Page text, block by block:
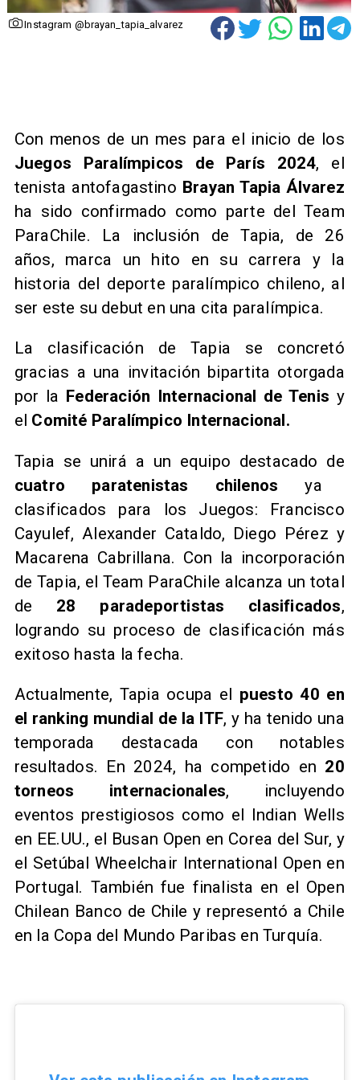
Instagram @brayan_tapia_alvarez
Con menos de un mes para el inicio de los
Juegos Paralímpicos de París 2024, el
tenista antofagastino Brayan Tapia Álvarez
ha sido confirmado como parte del Team
ParaChile. La inclusión de Tapia, de 26
años, marca un hito en su carrera y la
historia del deporte paralímpico chileno, al
ser este su debut en una cita paralímpica.
La clasificación de Tapia se concretó
gracias a una invitación bipartita otorgada
por la Federación Internacional de Tenis y
el Comité Paralímpico Internacional.
Tapia se unirá a un equipo destacado de
cuatro paratenistas chilenosya
clasificados para los Juegos: Francisco
Cayulef, Alexander Cataldo, Diego Pérez y
Macarena Cabrillana. Con la incorporación
de Tapia, el Team ParaChile alcanza un total
de 28 paradeportistas clasificados,
logrando su proceso de clasificación más
exitoso hasta la fecha.
Actualmente, Tapia ocupa el puesto 40 en
el ranking mundial de la ITF, y ha tenido una
temporada destacada con notables
resultados. En 2024, ha competido en 20
torneos internacionales, incluyendo
eventos prestigiosos como el Indian Wells
en EE.UU., el Busan Open en Corea del Sur, y
el Setúbal Wheelchair International Open en
Portugal. También fue finalista en el Open
Chilean Banco de Chile y representó a Chile
en la Copa del Mundo Paribas en Turquía.